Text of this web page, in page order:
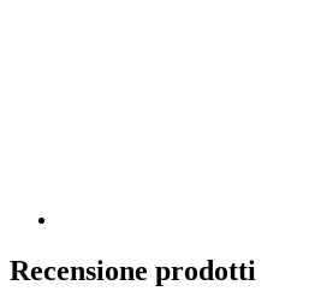
Recensione prodotti